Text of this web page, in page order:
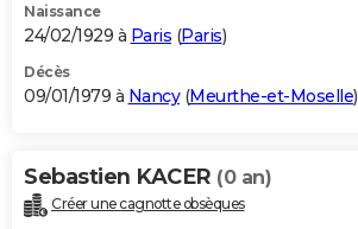
Naissance
24/02/1929 à Paris (Paris)
Décès
09/01/1979 à Nancy(Meurthe-et-Moselle)
Sebastien KACER (0 an)
Créer une cagnotte obsèques